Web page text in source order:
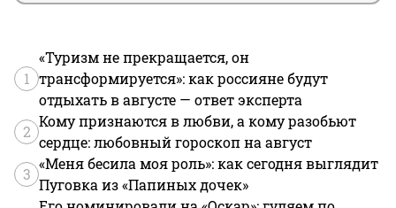
1
«Туризм не прекращается, он
трансформируется»: как россияне будут
отдыхать в августе — ответ эксперта
2
Кому признаются в любви, а кому разобьют
сердце: любовный гороскоп на август
3
«Меня бесила моя роль»: как сегодня выглядит
Пуговка из «Папиных дочек»